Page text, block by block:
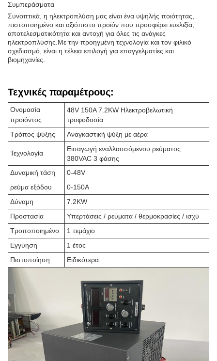
Συμπεράσματα
Συνοπτικά, η ηλεκτροπλύση μας είναι ένα υψηλής ποιότητας,
πιστοποιημένο και αξιόπιστο προϊόν που προσφέρει ευελιξία,
αποτελεσματικότητα και αντοχή για όλες τις ανάγκες
ηλεκτροπλύσης.Με την προηγμένη τεχνολογία και τον φιλικό
σχεδιασμό, είναι η τέλεια επιλογή για επαγγελματίες και
βιομηχανίες.
Τεχνικές παραμέτρους:
Ονομασία
προϊόντος
48V 150A 7.2KW Ηλεκτροβελωτική
τροφοδοσία
Τρόπος ψύξης
Αναγκαστική ψύξη με αέρα
Τεχνολογία
Εισαγωγή εναλλασσόμενου ρεύματος
380VAC 3 φάσης
Δυναμική τάση
0-48V
ρεύμα εξόδου
0-150A
Δύναμη
7.2KW
Προστασία
Υπερτάσεις / ρεύματα / θερμοκρασίες / ισχύ
Τροποποιημένο
1 τεμάχιο
Εγγύηση
1 έτος
Πιστοποίηση
Ειδικότερα: